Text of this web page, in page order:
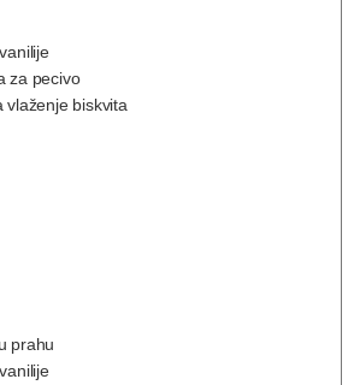
za pecivo
vlaženje biskvita
prahu